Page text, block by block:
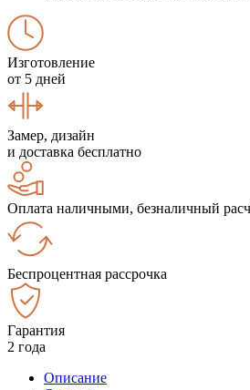
Изготовление
от 5 дней
Замер, дизайн
и доставка бесплатно
Оплата наличными, безналичный
Беспроцентная рассрочка
Гарантия
2 года
Описание